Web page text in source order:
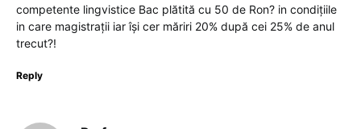
competente lingvistice Bac plătită cu 50 de Ron? in condițiile
in care magistrații iar își cer măriri 20% după cei 25% de anul
trecut?!
Reply